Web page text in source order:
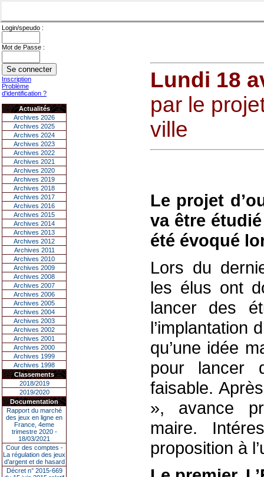
Login/speudo :
Mot de Passe :
Inscription
Problème
d'identification ?
Actualités
Archives 2026
Archives 2025
Archives 2024
Archives 2023
Archives 2022
Archives 2021
Archives 2020
Archives 2019
Archives 2018
Archives 2017
Archives 2016
Archives 2015
Archives 2014
Archives 2013
Archives 2012
Archives 2011
Archives 2010
Archives 2009
Archives 2008
Archives 2007
Archives 2006
Archives 2005
Archives 2004
Archives 2003
Archives 2002
Archives 2001
Archives 2000
Archives 1999
Archives 1998
Classements
2018/2019
2019/2020
Documentation
Rapport du marché
des jeux en ligne en
France, 4eme
trimestre 2020 -
18/03/2021
Cour des comptes -
La régulation des jeux
d’argent et de hasard
Décret n° 2015-669
Lundi 18
par le
ville
Le projet
va être
été évoqué
Lors du
les élus ont
lancer des
l’implantation
qu’une idée
pour lancer
faisable.
», avance
maire.
proposition à